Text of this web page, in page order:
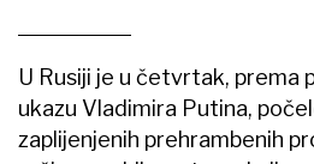
U Rusiji je u četvrtak, prema
ukazu Vladimira Putina,
zaplijenjenih prehrambenih